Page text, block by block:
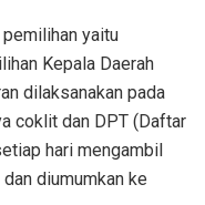
yaitu
Kepala Daerah
dilaksanakan pada
coklit dan DPT (Daftar
hari mengambil
diumumkan ke